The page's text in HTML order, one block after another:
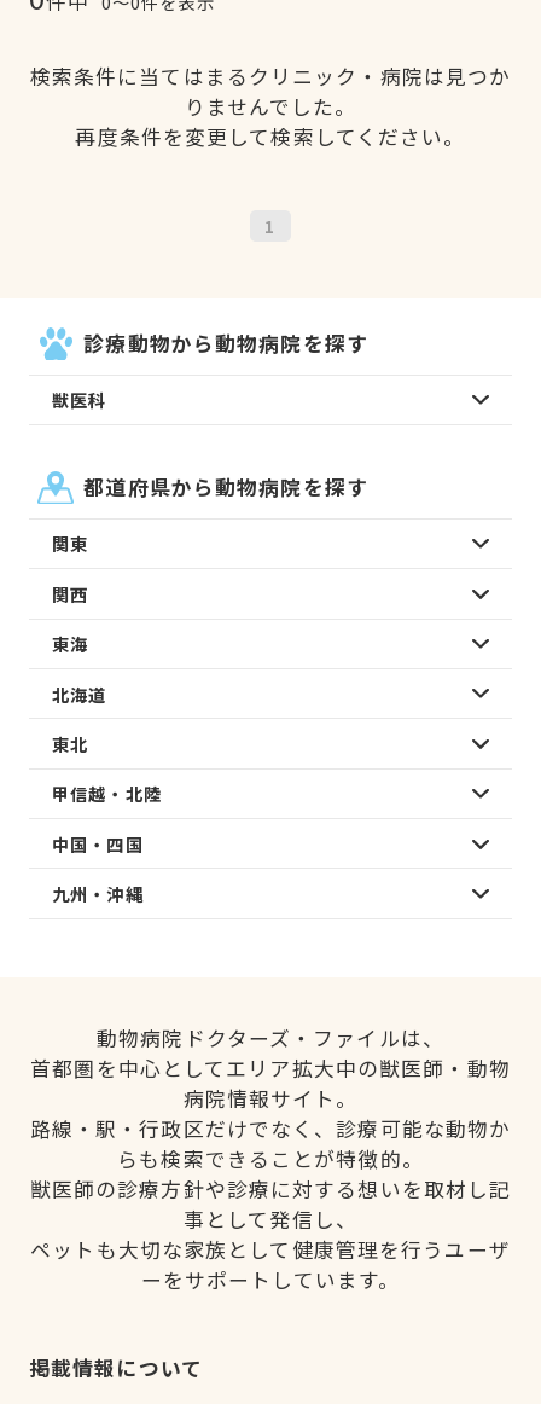
検索条件に当てはまるクリニック・病院は見つか
りませんでした。
再度条件を変更して検索してください。
1
診療動物から動物病院を探す
獣医科
都道府県から動物病院を探す
関東
関西
東海
北海道
東北
甲信越・北陸
中国・四国
九州・沖縄
動物病院ドクターズ・ファイルは、
首都圏を中心としてエリア拡大中の獣医師・動物
病院情報サイト。
路線・駅・行政区だけでなく、診療可能な動物か
らも検索できることが特徴的。
獣医師の診療方針や診療に対する想いを取材し記
事として発信し、
ペットも大切な家族として健康管理を行うユーザ
ーをサポートしています。
掲載情報について